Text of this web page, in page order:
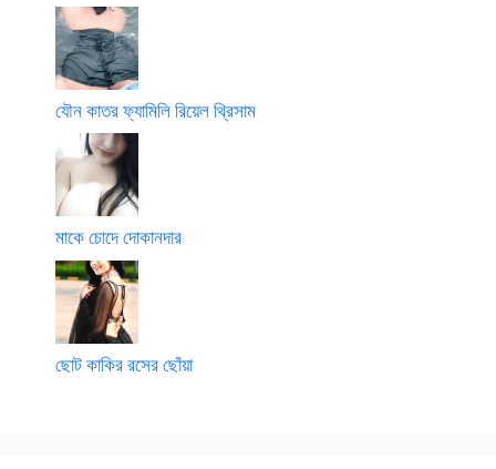
যৌন কাতর ফ্যামিলি রিয়েল থ্রিসাম
মাকে চোদে দোকানদার
ছোট কাকির রসের ছোঁয়া